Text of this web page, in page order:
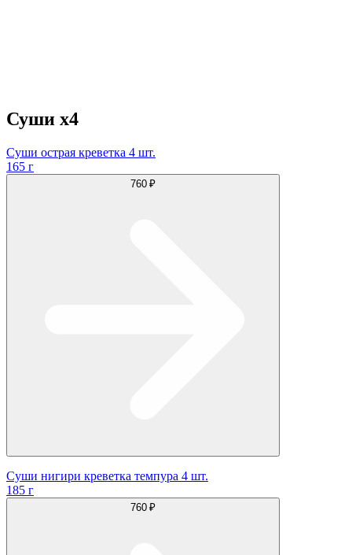
Суши х4
Суши острая креветка 4 шт.
165 г
760 ₽
Суши нигири креветка темпура 4 шт.
185 г
760 ₽